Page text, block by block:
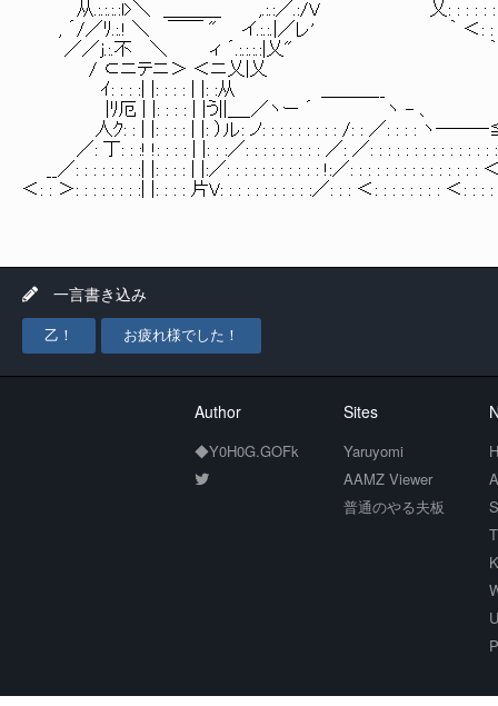
从.:.:.:.:l>＼ ＿＿＿_ ,.:.:／.:/V 乂: : : : : : : : :
, ´/／ﾘ.:.! ＼ ￣￣ " イ.:.:.|／レ' ｀ ＜: : : : : :
／／j.:.不 ＼ ィ ´.:.:.:.:|乂" ｀ ＜: : : :
/ ⊂ニテニ＞ ＜ニ乂|乂 ｀ マ: :
ｲ: : : :| |: : : : | |: :从 ＿＿＿__ ヽ
|ﾘ厄 | |: : : : | |う||＿_／ヽー ´ ヽ - 、 ＿_
人ｸ: : | |: : : : | |: ）ル: ノ: : : : : : : : : /: : ／: : : : ヽ―――≦:
／: 丁: : :! !: : : : | |: : :／: : : : : : : : : ／: ／: : : : : : : : : : : : : : :
__／: : : : : : : :| |: : : : | |:／: : : : : : : : : : : !:／: : : : : : : : : : : : : : :
＜: : ＞: : : : : : : :| |: : : : 片V: : : : : : : : : : :／: : : ＜: : : : : : : : ＜: : : :
一言書き込み
乙！ お疲れ様でした！
Author
◆Y0H0G.GOFk
Sites
Yaruyomi
AAMZ Viewer
普通のやる夫板